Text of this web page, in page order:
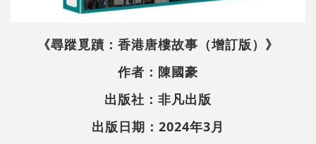
《尋蹤覓蹟：香港唐樓故事（增訂版）》
作者：陳國豪
出版社：非凡出版
出版日期：2024年3月